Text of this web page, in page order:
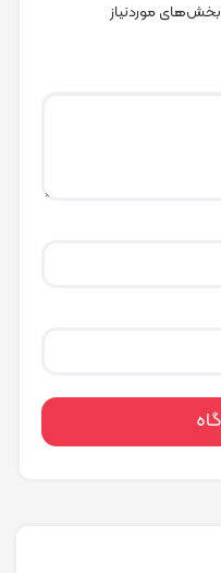
بخش‌های موردنیاز